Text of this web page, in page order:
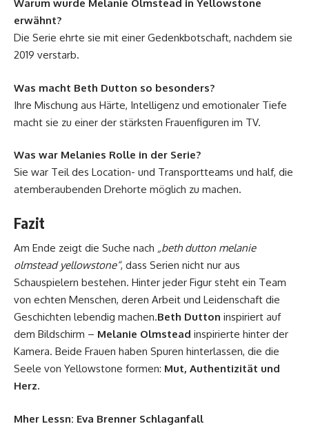
Warum wurde Melanie Olmstead in Yellowstone
erwähnt?
Die Serie ehrte sie mit einer Gedenkbotschaft, nachdem sie
2019 verstarb.
Was macht Beth Dutton so besonders?
Ihre Mischung aus Härte, Intelligenz und emotionaler Tiefe
macht sie zu einer der stärksten Frauenfiguren im TV.
Was war Melanies Rolle in der Serie?
Sie war Teil des Location- und Transportteams und half, die
atemberaubenden Drehorte möglich zu machen.
Fazit
Am Ende zeigt die Suche nach „beth dutton melanie
olmstead yellowstone“, dass Serien nicht nur aus
Schauspielern bestehen. Hinter jeder Figur steht ein Team
von echten Menschen, deren Arbeit und Leidenschaft die
Geschichten lebendig machen.Beth Dutton inspiriert auf
dem Bildschirm – Melanie Olmstead inspirierte hinter der
Kamera. Beide Frauen haben Spuren hinterlassen, die die
Seele von Yellowstone formen: Mut, Authentizität und
Herz.
Mher Lessn: Eva Brenner Schlaganfall